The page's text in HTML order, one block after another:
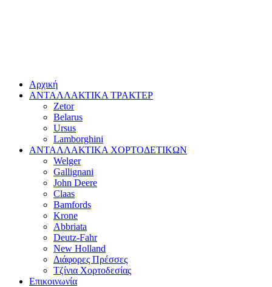
Αρχική
ΑΝΤΑΛΛΑΚΤΙΚΑ ΤΡΑΚΤΕΡ
Zetor
Belarus
Ursus
Lamborghini
ΑΝΤΑΛΛΑΚΤΙΚΑ ΧΟΡΤΟΔΕΤΙΚΩΝ
Welger
Gallignani
John Deere
Claas
Bamfords
Krone
Abbriata
Deutz-Fahr
New Holland
Διάφορες Πρέσσες
Τζίνια Χορτοδεσίας
Επικοινωνία